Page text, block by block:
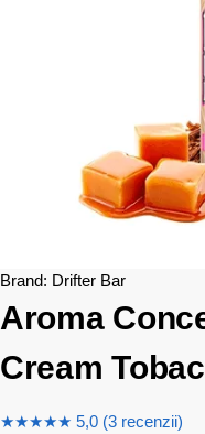
Brand: Drifter Bar
Aroma
Cream
★★★★★ 5,0 (3 recenzii)